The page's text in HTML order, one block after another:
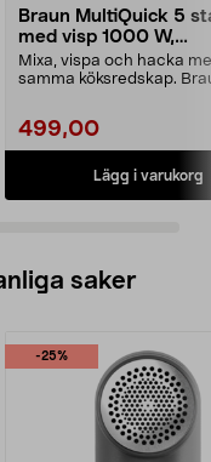
Braun MultiQuick 5
med visp 1000 W,
MQ50202M
Mixa, vispa och hacka
samma köksredskap.
499,00
Lägg i varukorg
saker
-25%